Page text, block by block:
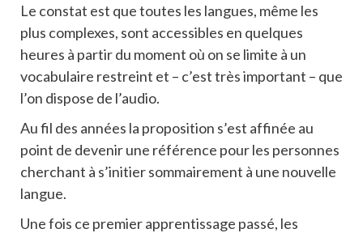
Le constat est que toutes les langues, même les
plus complexes, sont accessibles en quelques
heures à partir du moment où on se limite à un
vocabulaire restreint et – c’est très important – que
l’on dispose de l’audio.
Au fil des années la proposition s’est affinée au
point de devenir une référence pour les personnes
cherchant à s’initier sommairement à une nouvelle
langue.
Une fois ce premier apprentissage passé, les